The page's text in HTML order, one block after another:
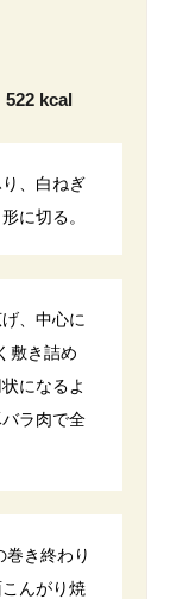
522 kcal
、白ねぎ
に切る。
、中心に
敷き詰め
になるよ
ラ肉で全
巻き終わり
んがり焼